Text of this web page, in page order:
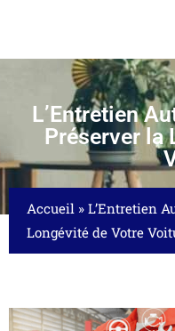
L’Entretien
Préserver la
Accueil » L’Entretien
Longévité de Votre